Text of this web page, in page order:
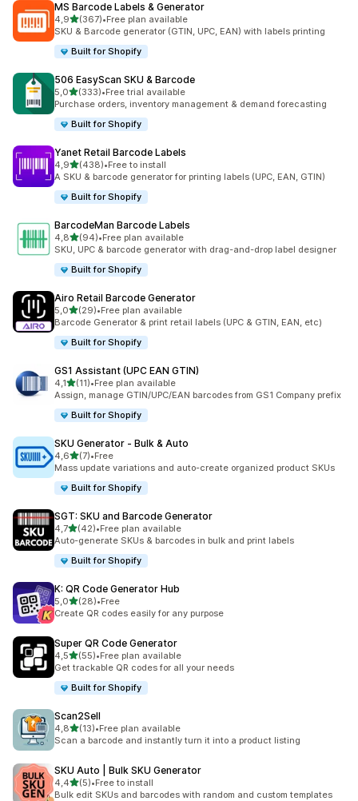
MS Barcode Labels & Generator
4,9/ 5 tähteä
(367)
367 arvostelua yhteensä
•Free plan available
SKU & Barcode generator (GTIN, UPC, EAN) with labels printing
Built for Shopify
506 EasyScan SKU & Barcode
5,0/ 5 tähteä
(333)
333 arvostelua yhteensä
•Free trial available
Purchase orders, inventory management & demand forecasting
Built for Shopify
Yanet Retail Barcode Labels
4,9/ 5 tähteä
(438)
438 arvostelua yhteensä
•Free to install
A SKU & barcode generator for printing labels (UPC, EAN, GTIN)
Built for Shopify
BarcodeMan Barcode Labels
4,8/ 5 tähteä
(94)
94 arvostelua yhteensä
•Free plan available
SKU, UPC & barcode generator with drag-and-drop label designer
Built for Shopify
Airo Retail Barcode Generator
5,0/ 5 tähteä
(29)
29 arvostelua yhteensä
•Free plan available
Barcode Generator & print retail labels (UPC & GTIN, EAN, etc)
Built for Shopify
GS1 Assistant (UPC EAN GTIN)
4,1/ 5 tähteä
(11)
11 arvostelua yhteensä
•Free plan available
Assign, manage GTIN/UPC/EAN barcodes from GS1 Company prefix
Built for Shopify
SKU Generator ‑ Bulk & Auto
4,6/ 5 tähteä
(7)
7 arvostelua yhteensä
•Free
Mass update variations and auto-create organized product SKUs
Built for Shopify
SGT: SKU and Barcode Generator
4,7/ 5 tähteä
(42)
42 arvostelua yhteensä
•Free plan available
Auto-generate SKUs & barcodes in bulk and print labels
Built for Shopify
K: QR Code Generator Hub
5,0/ 5 tähteä
(28)
28 arvostelua yhteensä
•Free
Create QR codes easily for any purpose
Super QR Code Generator
4,5/ 5 tähteä
(55)
55 arvostelua yhteensä
•Free plan available
Get trackable QR codes for all your needs
Built for Shopify
Scan2Sell
4,8/ 5 tähteä
(13)
13 arvostelua yhteensä
•Free plan available
Scan a barcode and instantly turn it into a product listing
SKU Auto | Bulk SKU Generator
4,4/ 5 tähteä
(5)
5 arvostelua yhteensä
•Free to install
Bulk edit SKUs and barcodes with random and custom templates